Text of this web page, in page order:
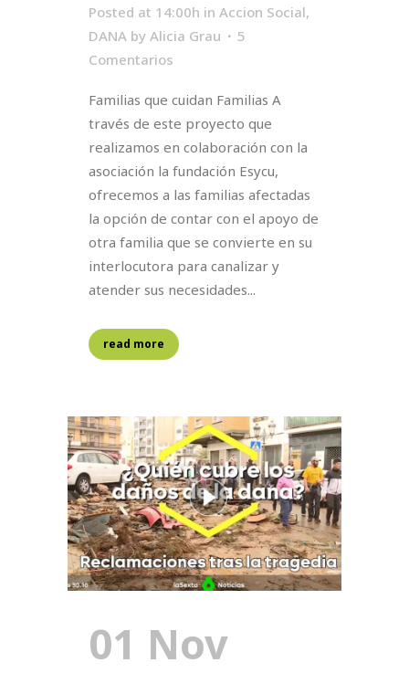
Posted at 14:00h in Accion Social,
DANA by Alicia Grau
5
Comentarios
Familias que cuidan Familias A
través de este proyecto que
realizamos en colaboración con la
asociación la fundación Esycu,
ofrecemos a las familias afectadas
la opción de contar con el apoyo de
otra familia que se convierte en su
interlocutora para canalizar y
atender sus necesidades...
read more
01 Nov